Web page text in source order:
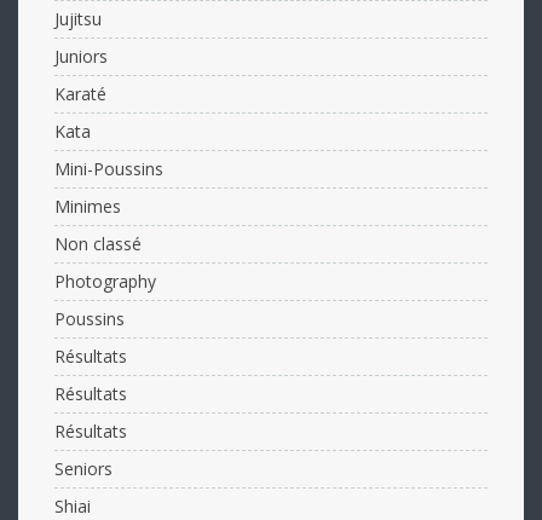
Jujitsu
Juniors
Karaté
Kata
Mini-Poussins
Minimes
Non classé
Photography
Poussins
Résultats
Résultats
Résultats
Seniors
Shiai